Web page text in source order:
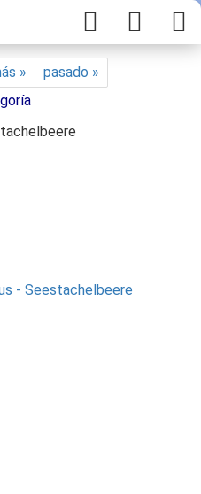
»
pasado »